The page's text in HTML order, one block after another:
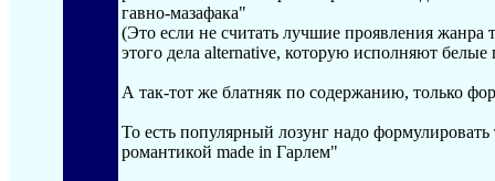
гавно-мазафака"
(Это если не считать лучшие проявления
этого дела alternative, которую исполняют белые
А так-тот же блатняк по содержанию, только
То есть популярный лозунг надо
романтикой made in Гарлем"